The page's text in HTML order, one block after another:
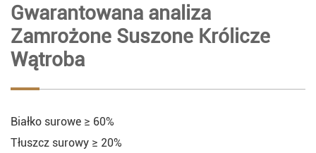
Gwarantowana analiza
Zamrożone Suszone Królicze
Wątroba
Białko surowe ≥ 60%
Tłuszcz surowy ≥ 20%